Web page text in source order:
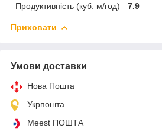
Продуктивність (куб. м/год)
7.9
Приховати
Умови доставки
Нова Пошта
Укрпошта
Meest ПОШТА